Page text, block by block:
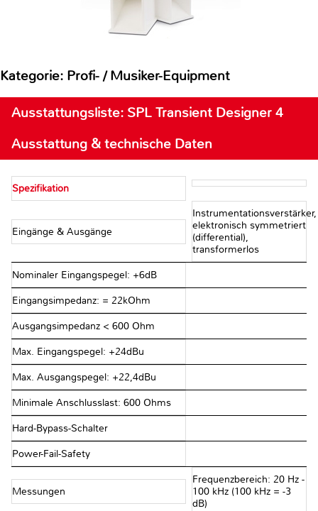
Kategorie: Profi- / Musiker-Equipment
Ausstattungsliste: SPL Transient Designer 4
Ausstattung & technische Daten
Spezifikation
Eingänge & Ausgänge
Instrumentationsverstärker,
elektronisch symmetriert
(differential),
transformerlos
Nominaler Eingangspegel: +6dB
Eingangsimpedanz: = 22kOhm
Ausgangsimpedanz < 600 Ohm
Max. Eingangspegel: +24dBu
Max. Ausgangspegel: +22,4dBu
Minimale Anschlusslast: 600 Ohms
Hard-Bypass-Schalter
Power-Fail-Safety
Messungen
Frequenzbereich: 20 Hz -
100 kHz (100 kHz = -3
dB)